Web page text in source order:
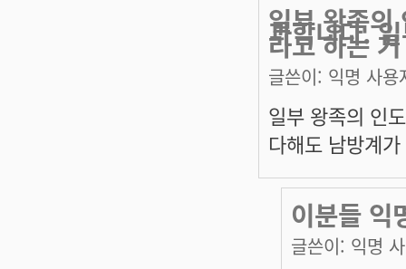
일부 왕족
과합니다.
라고 하는
글쓴이: 익명 사용
일부 왕족의 인
다해도 남방계
이분들 익
글쓴이: 익명